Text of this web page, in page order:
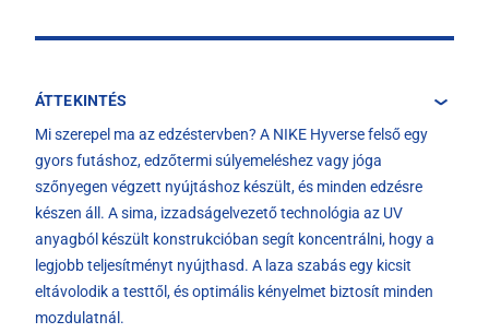
ÁTTEKINTÉS
Mi szerepel ma az edzéstervben? A NIKE Hyverse felső egy
gyors futáshoz, edzőtermi súlyemeléshez vagy jóga
szőnyegen végzett nyújtáshoz készült, és minden edzésre
készen áll. A sima, izzadságelvezető technológia az UV
anyagból készült konstrukcióban segít koncentrálni, hogy a
legjobb teljesítményt nyújthasd. A laza szabás egy kicsit
eltávolodik a testtől, és optimális kényelmet biztosít minden
mozdulatnál.